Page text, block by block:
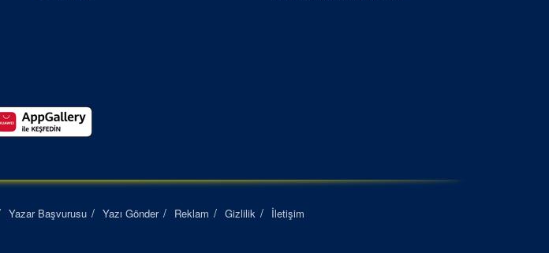
Yazar Başvurusu Yazı Gönder Reklam Gizlilik İletişim